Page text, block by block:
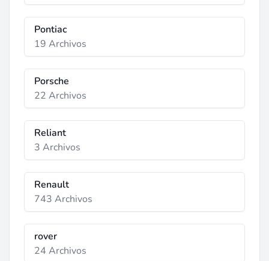
Pontiac
19 Archivos
Porsche
22 Archivos
Reliant
3 Archivos
Renault
743 Archivos
rover
24 Archivos